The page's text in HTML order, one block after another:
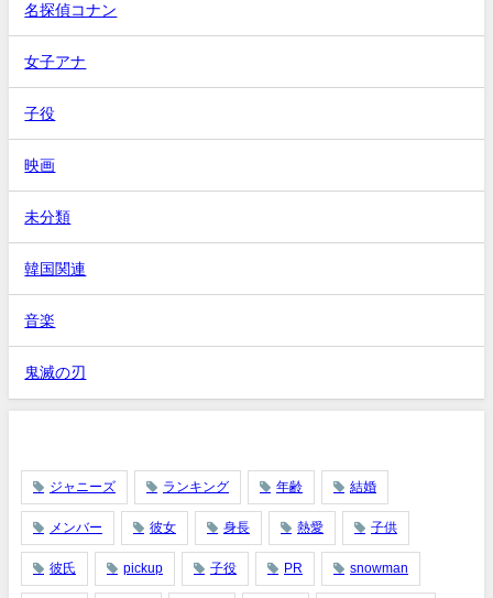
名探偵コナン
女子アナ
子役
映画
未分類
韓国関連
音楽
鬼滅の刃
ジャニーズ ランキング 年齢 結婚
メンバー 彼女 身長 熱愛 子供
彼氏 pickup 子役 PR snowman